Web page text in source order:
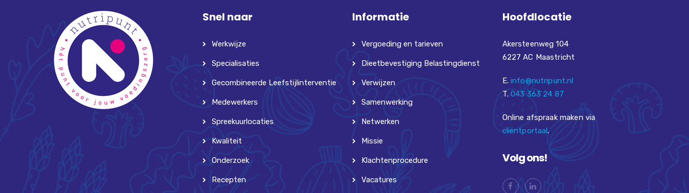
Snel naar
Werkwijze
Specialisaties
Gecombineerde Leefstijlinterventie
Medewerkers
Spreekuurlocaties
Kwaliteit
Onderzoek
Recepten
Informatie
Vergoeding en tarieven
Dieetbevestiging Belastingdienst
Verwijzen
Samenwerking
Netwerken
Missie
Klachtenprocedure
Vacatures
Hoofdlocatie
Akersteenweg 104
6227 AC Maastricht
E. info@nutripunt.nl
T.043 363 24 87
Online afspraak maken via
cliëntportaal.
Volg ons!